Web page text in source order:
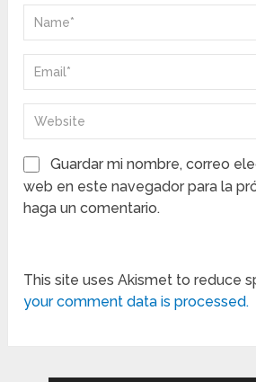
Guardar mi nombre, correo
web en este navegador para la
haga un comentario.
This site uses Akismet to reduce
your comment data is processed.